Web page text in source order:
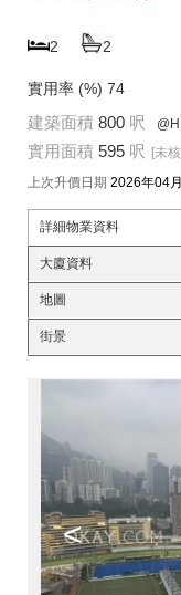
2 2
實用率 (%) 74
建築面積 800 呎
實用面積 595 呎 [未
上次升價日期 2026年04
詳細物業資料
大廈資料
地圖
街景
<